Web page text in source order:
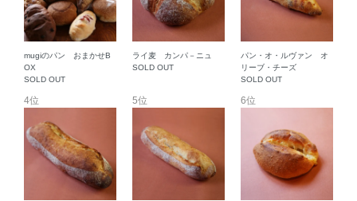
mugiのパン おまかせB
OX
SOLD OUT
ライ麦 カンパ－ニュ
SOLD OUT
パン・オ・ルヴァン オ
リーブ・チーズ
SOLD OUT
4位 5位 6位